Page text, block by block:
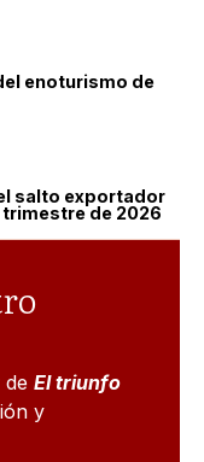
enoturismo de
salto exportador
de 2026
de El triunfo
y